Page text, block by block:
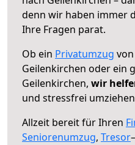
denn wir haben immer
Ihre Fragen parat.
Ob ein Privatumzug
Geilenkirchen oder ein
Geilenkirchen, wir
und stressfrei
Allzeit bereit für Ihren
Seniorenumzug, Tresor